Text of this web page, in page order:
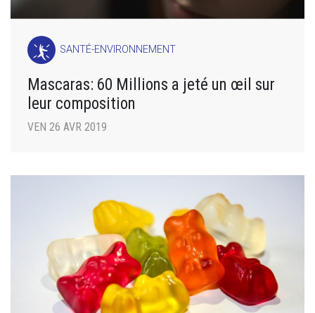
SANTÉ-ENVIRONNEMENT
Mascaras: 60 Millions a jeté un œil sur
leur composition
VEN 26 AVR 2019